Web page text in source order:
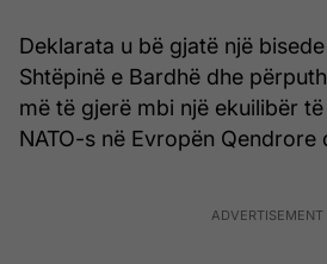
Deklarata u bë gjatë një
Shtëpinë e Bardhë dhe
më të gjerë mbi një ekuilibër
NATO-s në Evropën Qendrore